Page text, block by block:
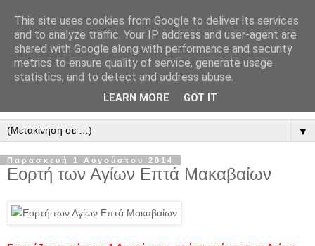
" Εξομολογεῖσθε τῶ Κυρίῳ
"
ὃτι ἀγαθός, ὃτι εἰς τόν αἰῶνα τό ἔλεος αὐτοῦ. Αλληλούϊα.
▼
Παρασκευή 1 Αυγούστου 2014
Εορτή των Αγίων Επτά Μακαβαίων
This site uses cookies from Google to deliver its services
and to analyze traffic. Your IP address and user-agent are
shared with Google along with performance and security
metrics to ensure quality of service, generate usage
statistics, and to detect and address abuse.
LEARN MORE GOT IT